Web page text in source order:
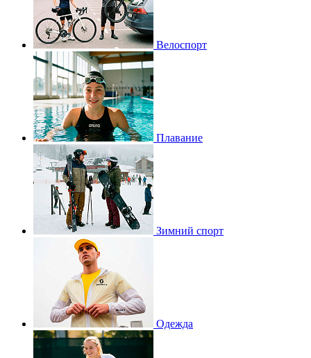
Велоспорт
Плавание
Зимний спорт
Одежда